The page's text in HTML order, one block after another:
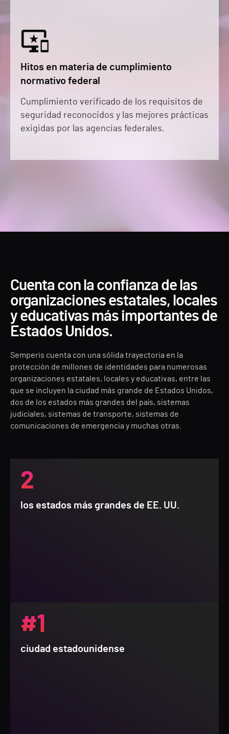
Hitos en materia de cumplimiento
normativo federal
Cumplimiento verificado de los requisitos de
seguridad reconocidos y las mejores prácticas
exigidas por las agencias federales.
Cuenta con la confianza de las
organizaciones estatales, locales
y educativas más importantes de
Estados Unidos.
Semperis cuenta con una sólida trayectoria en la
protección de millones de identidades para numerosas
organizaciones estatales, locales y educativas, entre las
que se incluyen la ciudad más grande de Estados Unidos,
dos de los estados más grandes del país, sistemas
judiciales, sistemas de transporte, sistemas de
comunicaciones de emergencia y muchas otras.
2
los estados más grandes de EE. UU.
#1
ciudad estadounidense